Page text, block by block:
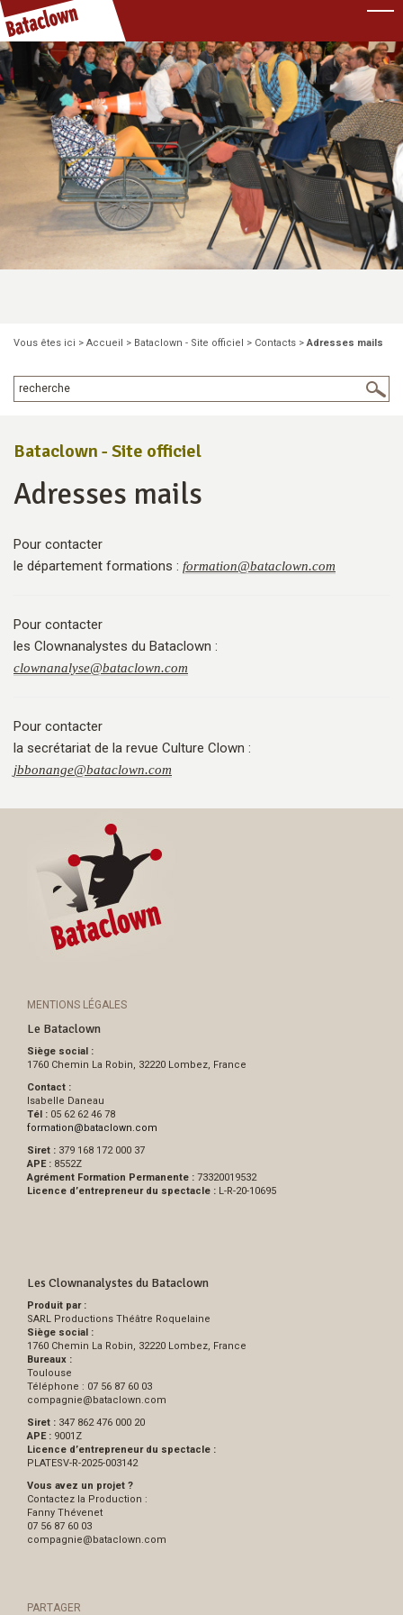
Vous êtes ici > Accueil > Bataclown - Site officiel > Contacts >Adresses mails
Bataclown - Site officiel
Adresses mails
Pour contacter
le département formations : formation@bataclown.com
Pour contacter
les Clownanalystes du Bataclown :
clownanalyse@bataclown.com
Pour contacter
la secrétariat de la revue Culture Clown :
jbbonange@bataclown.com
MENTIONS LÉGALES
Le Bataclown
Siège social :
1760 Chemin La Robin, 32220 Lombez, France
Contact :
Isabelle Daneau
Tél : 05 62 62 46 78
formation@bataclown.com
Siret : 379 168 172 000 37
APE : 8552Z
Agrément Formation Permanente : 73320019532
Licence d’entrepreneur du spectacle : L-R-20-10695
Les Clownanalystes du Bataclown
Produit par :
SARL Productions Théâtre Roquelaine
Siège social :
1760 Chemin La Robin, 32220 Lombez, France
Bureaux :
Toulouse
Téléphone : 07 56 87 60 03
compagnie@bataclown.com
Siret : 347 862 476 000 20
APE : 9001Z
Licence d’entrepreneur du spectacle :
PLATESV-R-2025-003142
Vous avez un projet ?
Contactez la Production :
Fanny Thévenet
07 56 87 60 03
compagnie@bataclown.com
PARTAGER